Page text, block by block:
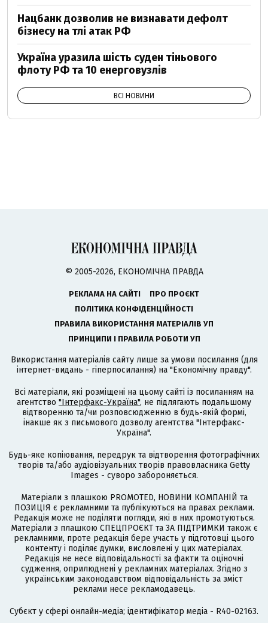
Нацбанк дозволив не визнавати дефолт
бізнесу на тлі атак РФ
Україна уразила шість суден тіньового
флоту РФ та 10 енерговузлів
ВСІ НОВИНИ
© 2005-2026, ЕКОНОМІЧНА ПРАВДА
РЕКЛАМА НА САЙТІ
ПРО ПРОЄКТ
ПОЛІТИКА КОНФІДЕНЦІЙНОСТІ
ПРАВИЛА ВИКОРИСТАННЯ МАТЕРІАЛІВ УП
ПРИНЦИПИ І ПРАВИЛА РОБОТИ УП
Використання матеріалів сайту лише за умови посилання (для
інтернет-видань - гіперпосилання) на "Економічну правду".
Всі матеріали, які розміщені на цьому сайті із посиланням на
агентство "Інтерфакс-Україна", не підлягають подальшому
відтворенню та/чи розповсюдженню в будь-якій формі,
інакше як з письмового дозволу агентства "Інтерфакс-
Україна".
Будь-яке копіювання, передрук та відтворення фотографічних
творів та/або аудіовізуальних творів правовласника Getty
Images - суворо забороняється.
Матеріали з плашкою PROMOTED, НОВИНИ КОМПАНІЙ та
ПОЗИЦІЯ є рекламними та публікуються на правах реклами.
Редакція може не поділяти погляди, які в них промотуються.
Матеріали з плашкою СПЕЦПРОЄКТ та ЗА ПІДТРИМКИ також є
рекламними, проте редакція бере участь у підготовці цього
контенту і поділяє думки, висловлені у цих матеріалах.
Редакція не несе відповідальності за факти та оціночні
судження, оприлюднені у рекламних матеріалах. Згідно з
українським законодавством відповідальність за зміст
реклами несе рекламодавець.
Cубєкт у сфері онлайн-медіа; ідентифікатор медіа - R40-02163.